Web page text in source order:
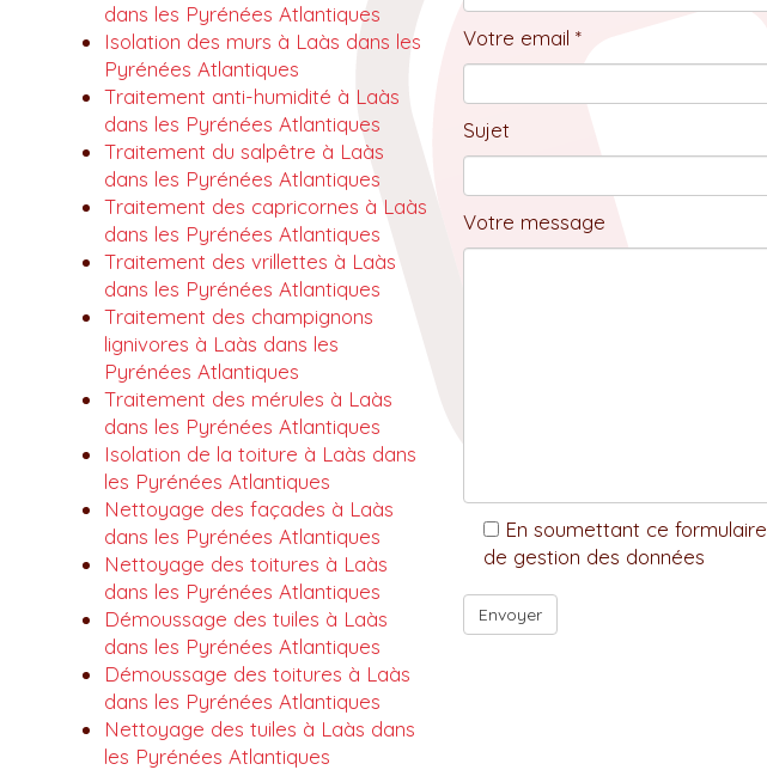
dans les Pyrénées Atlantiques
Isolation des murs à Laàs dans les
Pyrénées Atlantiques
Traitement anti-humidité à Laàs
dans les Pyrénées Atlantiques
Traitement du salpêtre à Laàs
dans les Pyrénées Atlantiques
Traitement des capricornes à Laàs
dans les Pyrénées Atlantiques
Traitement des vrillettes à Laàs
dans les Pyrénées Atlantiques
Traitement des champignons
lignivores à Laàs dans les
Pyrénées Atlantiques
Traitement des mérules à Laàs
dans les Pyrénées Atlantiques
Isolation de la toiture à Laàs dans
les Pyrénées Atlantiques
Nettoyage des façades à Laàs
dans les Pyrénées Atlantiques
Nettoyage des toitures à Laàs
dans les Pyrénées Atlantiques
Démoussage des tuiles à Laàs
dans les Pyrénées Atlantiques
Démoussage des toitures à Laàs
dans les Pyrénées Atlantiques
Nettoyage des tuiles à Laàs dans
les Pyrénées Atlantiques
Votre email *
Sujet
Votre message
En soumettant ce
de gestion des données